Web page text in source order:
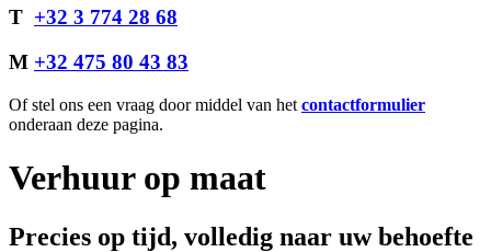
T +32 3 774 28 68
M +32 475 80 43 83
Of stel ons een vraag door middel van het contactformulier
onderaan deze pagina.
Verhuur op maat
Precies op tijd, volledig naar uw behoefte